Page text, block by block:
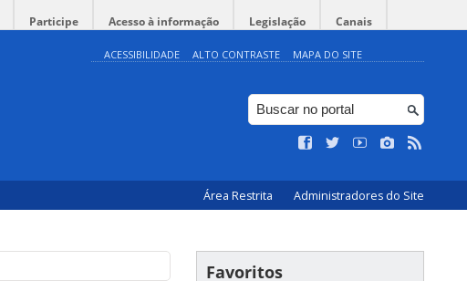
Participe Acesso à informação Legislação Canais
ACESSIBILIDADE ALTO CONTRASTE MAPA DO SITE
Área Restrita Administradores do Site
Favoritos